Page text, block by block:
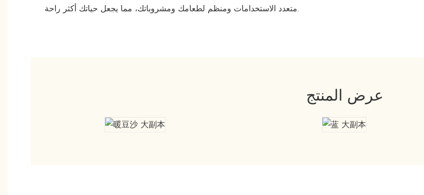
متعدد الاستخدامات ومنظم لطعامك ومشروباتك، مما يجعل حياتك أكثر راحة.
عرض المنتج